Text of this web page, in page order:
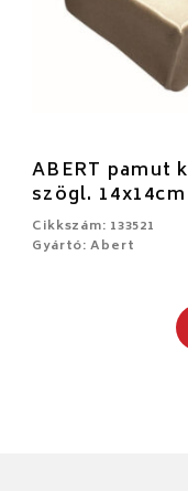
ABERT pamut
szögl.
Cikkszám: 133521
Gyártó: Abert